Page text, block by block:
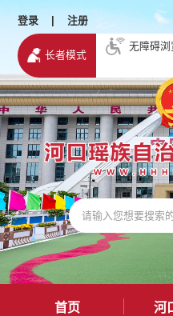
登录 | 注册
长者模式
无障碍浏
首页 河